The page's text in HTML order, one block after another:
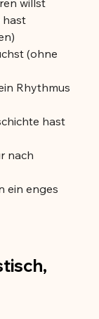
hast
(ohne
Rhythmus
hast
nach
ein enges